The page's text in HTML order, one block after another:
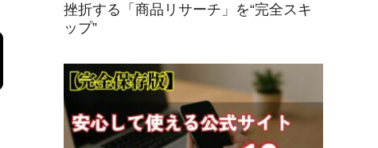
挫折する「商品リサーチ」を“完全スキ
ップ”